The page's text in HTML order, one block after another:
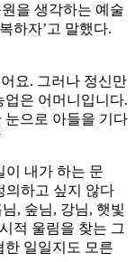
을 생각하는 예술
하자’고 말했다.
요. 그러나 정신만
업은 어머니입니다.
눈으로 아들을 기다
이 내가 하는 문
의하고 싶지 않다
, 숲님, 강님, 햇빛
적 울림을 찾는 그
한 일일지도 모른